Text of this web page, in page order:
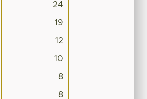
24
19
12
10
8
8